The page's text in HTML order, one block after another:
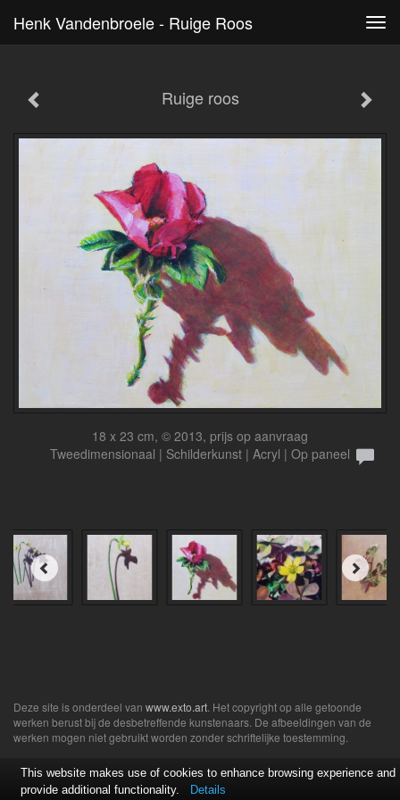
Henk Vandenbroele - Ruige Roos
Ruige roos
18 x 23 cm, © 2013, prijs op aanvraag
Tweedimensionaal | Schilderkunst | Acryl | Op paneel
Deze site is onderdeel van www.exto.art . Het copyright op alle getoonde
werken berust bij de desbetreffende kunstenaars. De afbeeldingen van de
werken mogen niet gebruikt worden zonder schriftelijke toestemming.
This website makes use of cookies to enhance browsing experience and
provide additional functionality.
Details